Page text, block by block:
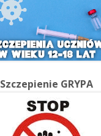
Szczepienie GRYPA